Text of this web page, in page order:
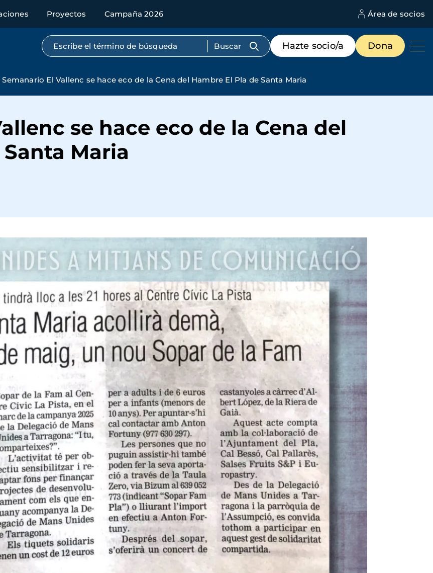
Proyectos Campaña 2026 Área de socios
Búsqueda por texto completo
Menú
de
destacados
Hazte socio/a Dona
Semanario El Vallenc se hace eco de la Cena del Hambre El Pla de Santa Maria
se hace eco de la Cena del
Maria